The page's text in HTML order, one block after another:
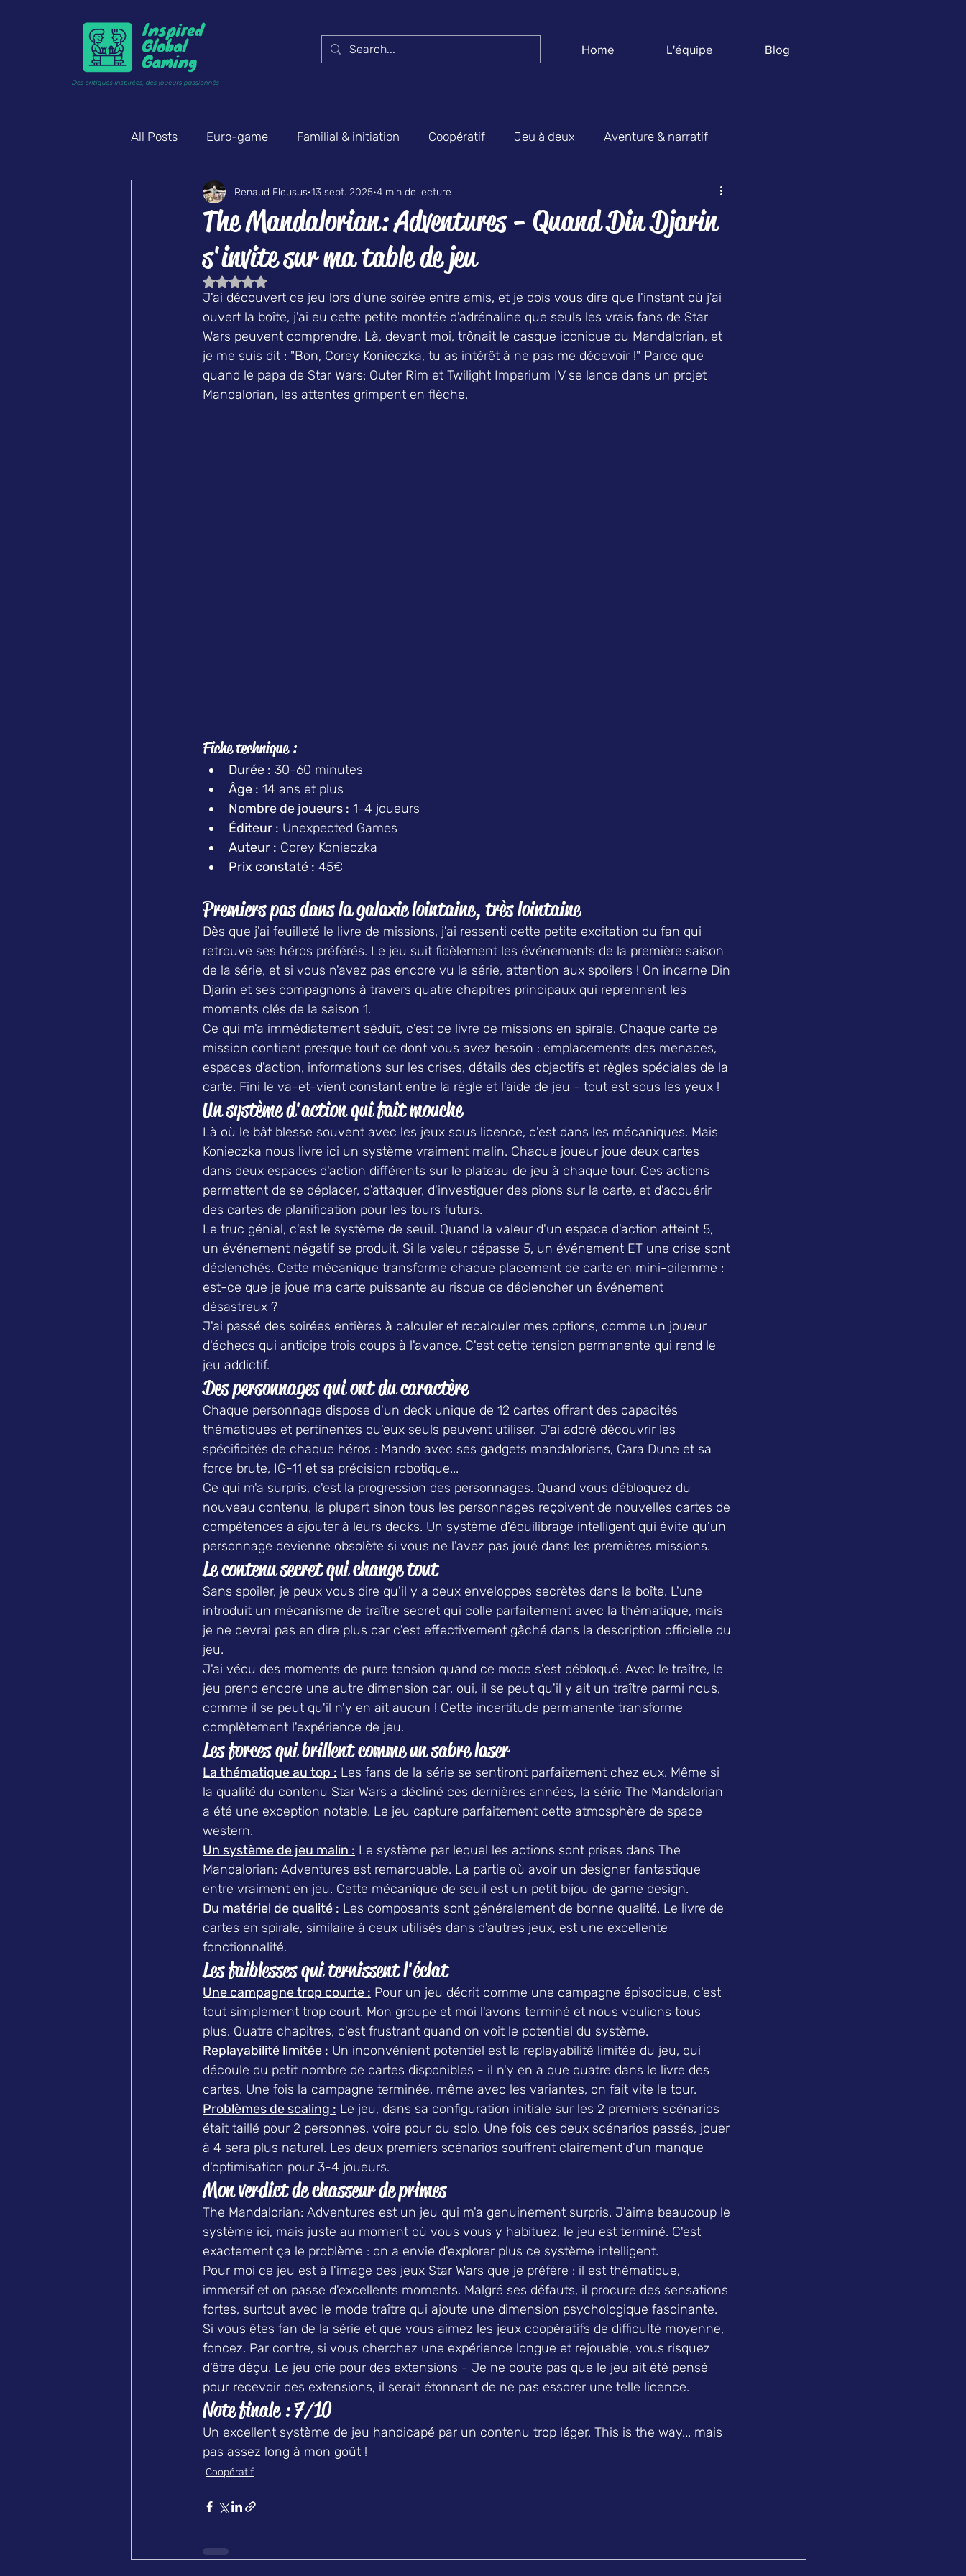
Home L'équipe Blog
All Posts Euro-game Familial & initiation Coopératif Jeu à deux Aventure & narratif
Enquête & déduction Ambiance & party game
The Mandalorian: Adventures - Quand Din Djarin
s'invite sur ma table de jeu
Renaud Fleusus 13 sept. 2025 4 min de lecture
Noté NaN étoiles sur 5.
J'ai découvert ce jeu lors d'une soirée entre amis, et je dois vous dire que l'instant où j'ai
ouvert la boîte, j'ai eu cette petite montée d'adrénaline que seuls les vrais fans de Star
Wars peuvent comprendre. Là, devant moi, trônait le casque iconique du Mandalorian, et
je me suis dit : "Bon, Corey Konieczka, tu as intérêt à ne pas me décevoir !" Parce que
quand le papa de Star Wars: Outer Rim et Twilight Imperium IV se lance dans un projet
Mandalorian, les attentes grimpent en flèche.
Fiche technique :
Durée : 30-60 minutes
Âge : 14 ans et plus
Nombre de joueurs : 1-4 joueurs
Éditeur : Unexpected Games
Auteur : Corey Konieczka
Prix constaté : 45€
Premiers pas dans la galaxie lointaine, très lointaine
Dès que j'ai feuilleté le livre de missions, j'ai ressenti cette petite excitation du fan qui
retrouve ses héros préférés. Le jeu suit fidèlement les événements de la première saison
de la série, et si vous n'avez pas encore vu la série, attention aux spoilers ! On incarne Din
Djarin et ses compagnons à travers quatre chapitres principaux qui reprennent les
moments clés de la saison 1.
Ce qui m'a immédiatement séduit, c'est ce livre de missions en spirale. Chaque carte de
mission contient presque tout ce dont vous avez besoin : emplacements des menaces,
espaces d'action, informations sur les crises, détails des objectifs et règles spéciales de la
carte. Fini le va-et-vient constant entre la règle et l'aide de jeu - tout est sous les yeux !
Un système d'action qui fait mouche
Là où le bât blesse souvent avec les jeux sous licence, c'est dans les mécaniques. Mais
Konieczka nous livre ici un système vraiment malin. Chaque joueur joue deux cartes
dans deux espaces d'action différents sur le plateau de jeu à chaque tour. Ces actions
permettent de se déplacer, d'attaquer, d'investiguer des pions sur la carte, et d'acquérir
des cartes de planification pour les tours futurs.
Le truc génial, c'est le système de seuil. Quand la valeur d'un espace d'action atteint 5,
un événement négatif se produit. Si la valeur dépasse 5, un événement ET une crise sont
déclenchés. Cette mécanique transforme chaque placement de carte en mini-dilemme :
est-ce que je joue ma carte puissante au risque de déclencher un événement
désastreux ?
J'ai passé des soirées entières à calculer et recalculer mes options, comme un joueur
d'échecs qui anticipe trois coups à l'avance. C'est cette tension permanente qui rend le
jeu addictif.
Des personnages qui ont du caractère
Chaque personnage dispose d'un deck unique de 12 cartes offrant des capacités
thématiques et pertinentes qu'eux seuls peuvent utiliser. J'ai adoré découvrir les
spécificités de chaque héros : Mando avec ses gadgets mandalorians, Cara Dune et sa
force brute, IG-11 et sa précision robotique...
Ce qui m'a surpris, c'est la progression des personnages. Quand vous débloquez du
nouveau contenu, la plupart sinon tous les personnages reçoivent de nouvelles cartes de
compétences à ajouter à leurs decks. Un système d'équilibrage intelligent qui évite qu'un
personnage devienne obsolète si vous ne l'avez pas joué dans les premières missions.
Le contenu secret qui change tout
Sans spoiler, je peux vous dire qu'il y a deux enveloppes secrètes dans la boîte. L'une
introduit un mécanisme de traître secret qui colle parfaitement avec la thématique, mais
je ne devrai pas en dire plus car c'est effectivement gâché dans la description officielle du
jeu.
J'ai vécu des moments de pure tension quand ce mode s'est débloqué. Avec le traître, le
jeu prend encore une autre dimension car, oui, il se peut qu'il y ait un traître parmi nous,
comme il se peut qu'il n'y en ait aucun ! Cette incertitude permanente transforme
complètement l'expérience de jeu.
Les forces qui brillent comme un sabre laser
La thématique au top : Les fans de la série se sentiront parfaitement chez eux. Même si
la qualité du contenu Star Wars a décliné ces dernières années, la série The Mandalorian
a été une exception notable. Le jeu capture parfaitement cette atmosphère de space
western.
Un système de jeu malin : Le système par lequel les actions sont prises dans The
Mandalorian: Adventures est remarquable. La partie où avoir un designer fantastique
entre vraiment en jeu. Cette mécanique de seuil est un petit bijou de game design.
Du matériel de qualité : Les composants sont généralement de bonne qualité. Le livre de
cartes en spirale, similaire à ceux utilisés dans d'autres jeux, est une excellente
fonctionnalité.
Les faiblesses qui ternissent l'éclat
Une campagne trop courte : Pour un jeu décrit comme une campagne épisodique, c'est
tout simplement trop court. Mon groupe et moi l'avons terminé et nous voulions tous
plus. Quatre chapitres, c'est frustrant quand on voit le potentiel du système.
Replayabilité limitée : Un inconvénient potentiel est la replayabilité limitée du jeu, qui
découle du petit nombre de cartes disponibles - il n'y en a que quatre dans le livre des
cartes. Une fois la campagne terminée, même avec les variantes, on fait vite le tour.
Problèmes de scaling : Le jeu, dans sa configuration initiale sur les 2 premiers scénarios
était taillé pour 2 personnes, voire pour du solo. Une fois ces deux scénarios passés, jouer
à 4 sera plus naturel. Les deux premiers scénarios souffrent clairement d'un manque
d'optimisation pour 3-4 joueurs.
Mon verdict de chasseur de primes
The Mandalorian: Adventures est un jeu qui m'a genuinement surpris. J'aime beaucoup le
système ici, mais juste au moment où vous vous y habituez, le jeu est terminé. C'est
exactement ça le problème : on a envie d'explorer plus ce système intelligent.
Pour moi ce jeu est à l'image des jeux Star Wars que je préfère : il est thématique,
immersif et on passe d'excellents moments. Malgré ses défauts, il procure des sensations
fortes, surtout avec le mode traître qui ajoute une dimension psychologique fascinante.
Si vous êtes fan de la série et que vous aimez les jeux coopératifs de difficulté moyenne,
foncez. Par contre, si vous cherchez une expérience longue et rejouable, vous risquez
d'être déçu. Le jeu crie pour des extensions - Je ne doute pas que le jeu ait été pensé
pour recevoir des extensions, il serait étonnant de ne pas essorer une telle licence.
Note finale : 7/10
Un excellent système de jeu handicapé par un contenu trop léger. This is the way... mais
pas assez long à mon goût !
Coopératif